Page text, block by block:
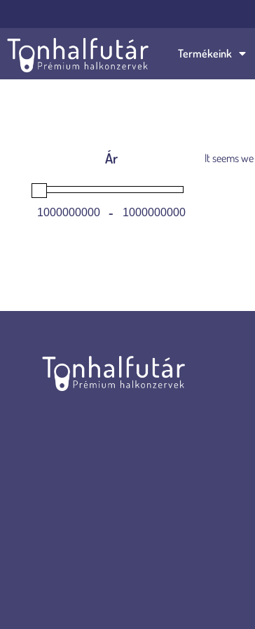
Termékeink
Ár
Minimum Price
-Maximum Price
It seems